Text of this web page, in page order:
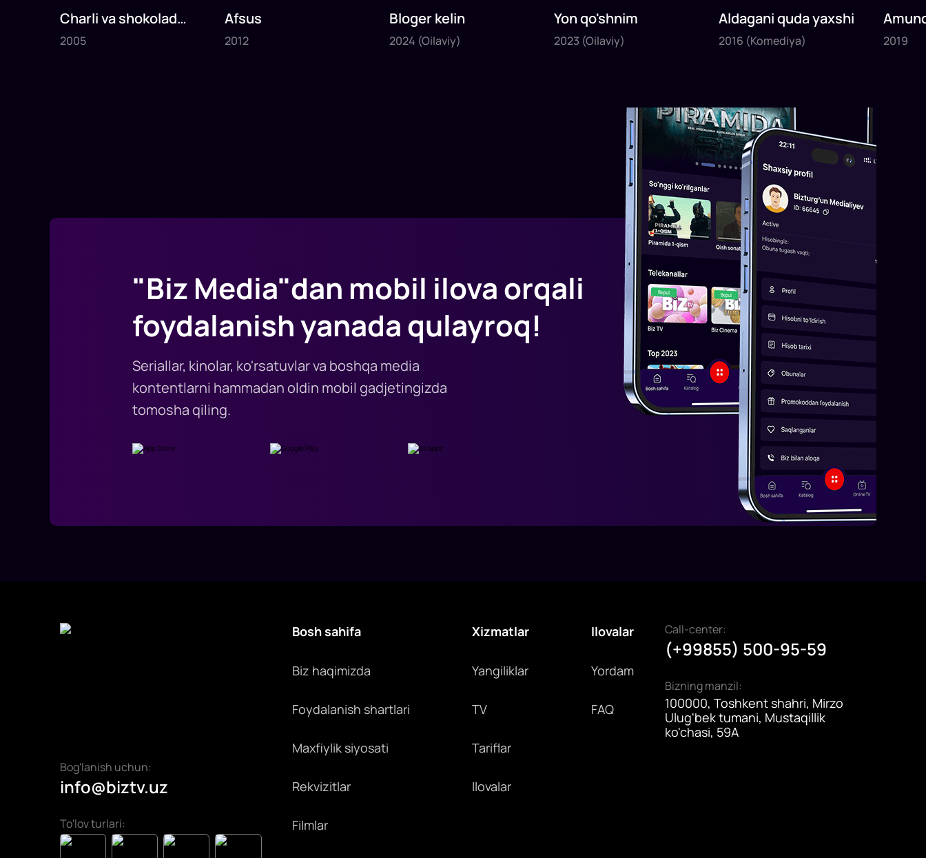
2005
1x75
Charli va shokolad
fabrikasi
2005
2012
1x80
Afsus
2012
2024
1x35daq.
Bloger kelin
2024 (Oilaviy)
2023
1x40daq.
Yon qo'shnim
2023 (Oilaviy)
2016
1x82daq.
Aldagani quda yaxshi
2016 (Komediya)
2019
1x120
2019
"Biz Media"dan mobil ilova orqali
foydalanish yanada qulayroq!
Seriallar, kinolar, ko'rsatuvlar va boshqa media
kontentlarni hammadan oldin mobil gadjetingizda
tomosha qiling.
Bog'lanish uchun:
info@biztv.uz
To'lov turlari:
Bosh sahifa
Biz haqimizda
Foydalanish shartlari
Maxfiylik siyosati
Rekvizitlar
Filmlar
Xizmatlar
Yangiliklar
TV
Tariflar
Ilovalar
Ilovalar
Yordam
FAQ
Call-center:
(+99855) 500-95-59
Bizning manzil:
100000, Toshkent shahri, Mirzo
Ulug'bek tumani, Mustaqillik
ko'chasi, 59A